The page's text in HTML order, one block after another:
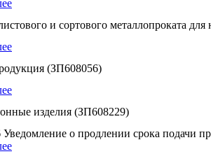
и сортового металлопроката
(ЗП608056)
изделия (ЗП608229)
Уведомление о продлении срока подачи